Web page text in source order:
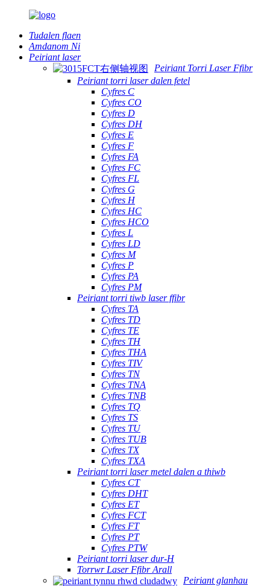
Tudalen flaen
Amdanom Ni
Peiriant laser
Peiriant Torri Laser Ffibr
Peiriant torri laser dalen fetel
Cyfres C
Cyfres CO
Cyfres D
Cyfres DH
Cyfres E
Cyfres F
Cyfres FA
Cyfres FC
Cyfres FL
Cyfres G
Cyfres H
Cyfres HC
Cyfres HCO
Cyfres L
Cyfres LD
Cyfres M
Cyfres P
Cyfres PA
Cyfres PM
Peiriant torri tiwb laser ffibr
Cyfres TA
Cyfres TD
Cyfres TE
Cyfres TH
Cyfres THA
Cyfres TIV
Cyfres TN
Cyfres TNA
Cyfres TNB
Cyfres TQ
Cyfres TS
Cyfres TU
Cyfres TUB
Cyfres TX
Cyfres TXA
Peiriant torri laser metel dalen a thiwb
Cyfres CT
Cyfres DHT
Cyfres ET
Cyfres FCT
Cyfres FT
Cyfres PT
Cyfres PTW
Peiriant torri laser dur-H
Torrwr Laser Ffibr Arall
Peiriant glanhau